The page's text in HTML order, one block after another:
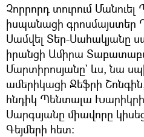
Չորրորդ տուրում
իսպանացի գրոսմայստեր
Սամվել Տեր-Սահակյանը
իրանցի Ամիրա
Մարտիրոսյանը` ևս, նա
ամերիկացի Ջեֆրի Շոնգին,
հնդիկ Պենտալա
Սարգսյանը միավորը
Գեյմերի հետ։